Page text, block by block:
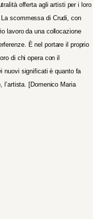
offerta agli artisti per i loro
scommessa di Crudi, con
lavoro da una collocazione
È nel portare il proprio
di chi opera con il
nuovi significati è quanto fa
l’artista. [Domenico Maria